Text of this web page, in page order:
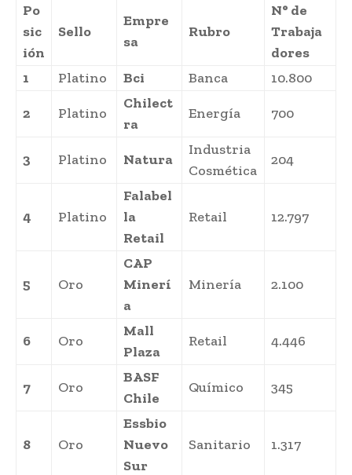
Po
sic
ión
Sello
Empre
sa
Rubro
N° de
Trabaja
dores
1
Platino Bci Banca 10.800
2 Platino
Chilect
ra
Energía 700
3 Platino Natura
Industria
Cosmética
204
4 Platino
Falabel
la
Retail
Retail 12.797
5 Oro
CAP
Minerí
a
Minería 2.100
6 Oro
Mall
Plaza
Retail 4.446
7 Oro
BASF
Chile
Químico 345
8 Oro
Essbio
Nuevo
Sur
Sanitario 1.317